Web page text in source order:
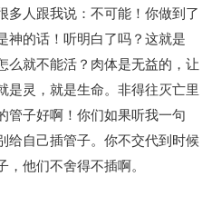
多人跟我说：不可能！你做到了
神的话！听明白了吗？这就是
么就不能活？肉体是无益的，让
是灵，就是生命。非得往灭亡里
管子好啊！你们如果听我一句
给自己插管子。你不交代到时候
他们不舍得不插啊。